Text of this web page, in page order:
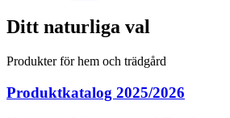
Ditt naturliga val
Produkter för hem och trädgård
Produktkatalog 2025/2026